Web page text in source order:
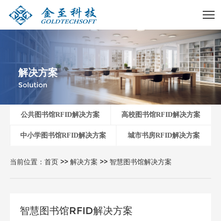
解决方案
Solution
公共图书馆RFID解决方案 高校图书馆RFID解决方案
中小学图书馆RFID解决方案 城市书房RFID解决方案
当前位置： 首页 >> 解决方案 >> 智慧图书馆解决方案
智慧图书馆RFID解决方案